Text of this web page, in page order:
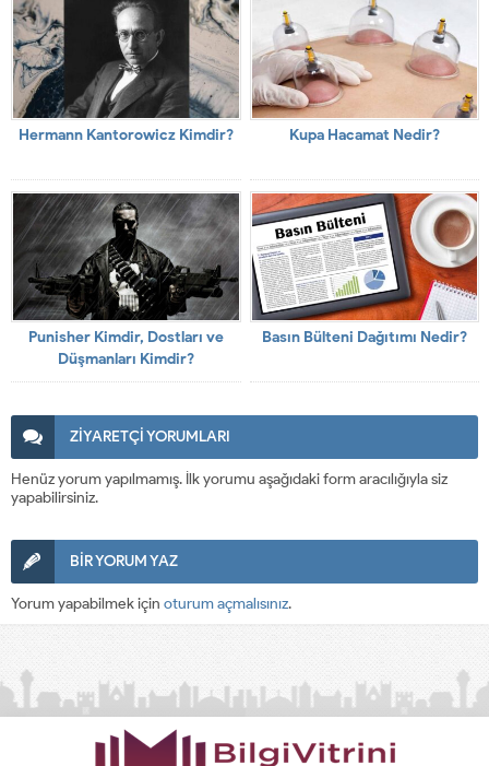
Hermann Kantorowicz Kimdir? Kupa Hacamat Nedir?
Punisher Kimdir, Dostları ve
Düşmanları Kimdir?
Basın Bülteni Dağıtımı Nedir?
ZİYARETÇİ YORUMLARI
Henüz yorum yapılmamış. İlk yorumu aşağıdaki form aracılığıyla siz
yapabilirsiniz.
BİR YORUM YAZ
Yorum yapabilmek için oturum açmalısınız.